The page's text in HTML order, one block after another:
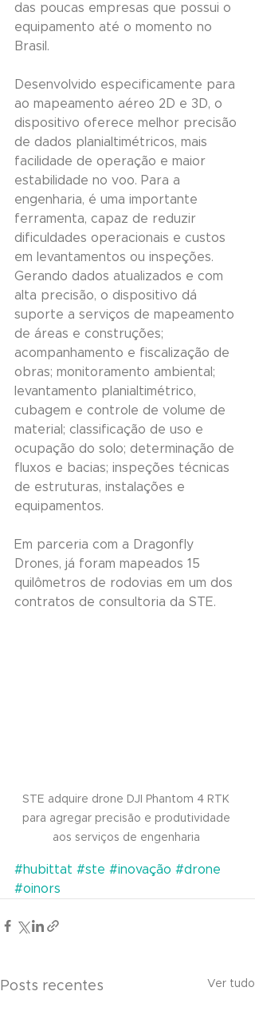
das poucas empresas que possui o
equipamento até o momento no
Brasil.
Desenvolvido especificamente para
ao mapeamento aéreo 2D e 3D, o
dispositivo oferece melhor precisão
de dados planialtimétricos, mais
facilidade de operação e maior
estabilidade no voo. Para a
engenharia, é uma importante
ferramenta, capaz de reduzir
dificuldades operacionais e custos
em levantamentos ou inspeções.
Gerando dados atualizados e com
alta precisão, o dispositivo dá
suporte a serviços de mapeamento
de áreas e construções;
acompanhamento e fiscalização de
obras; monitoramento ambiental;
levantamento planialtimétrico,
cubagem e controle de volume de
material; classificação de uso e
ocupação do solo; determinação de
fluxos e bacias; inspeções técnicas
de estruturas, instalações e
equipamentos.
Em parceria com a Dragonfly
Drones, já foram mapeados 15
quilômetros de rodovias em um dos
contratos de consultoria da STE.
STE adquire drone DJI Phantom 4 RTK
para agregar precisão e produtividade
aos serviços de engenharia
#hubittat #ste #inovação #drone
#oinors
Posts recentes Ver tudo